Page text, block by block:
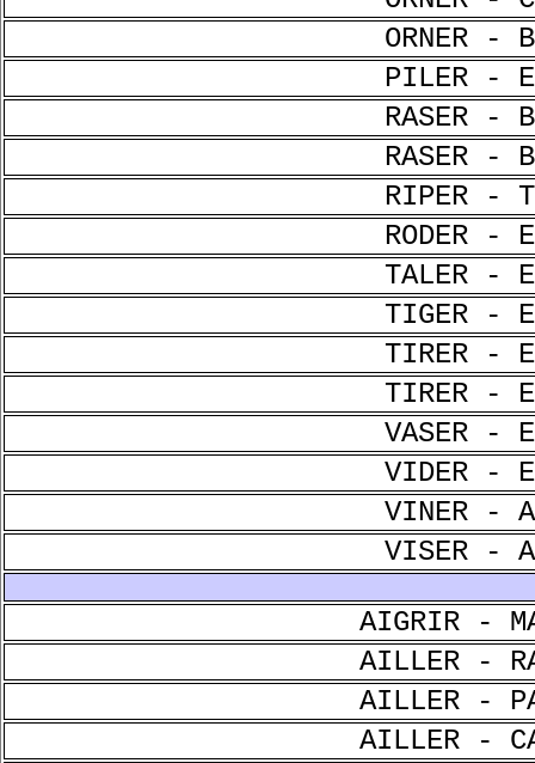
ORNER -
PILER -
RASER -
RASER -
RIPER -
RODER -
TALER -
TIGER -
TIRER -
TIRER -
VASER -
VIDER -
VINER -
VISER -
AIGRIR -
AILLER -
AILLER -
AILLER -